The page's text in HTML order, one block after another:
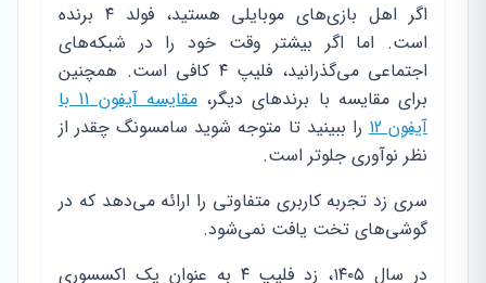
اگر اهل بازی‌های موبایلی هستید، فولد ۴ برنده
است. اما اگر بیشتر وقت خود را در شبکه‌های
اجتماعی می‌گذرانید، فلیپ ۴ کافی است. همچنین
برای مقایسه با برندهای دیگر،
مقایسه آیفون 11 با
آیفون 12 را ببینید تا متوجه شوید سامسونگ چقدر از
نظر نوآوری جلوتر است.
سری زد تجربه کاربری متفاوتی را ارائه می‌دهد که در
گوشی‌های تخت یافت نمی‌شود.
در سال ۱۴۰۵، زد فلیپ ۴ به عنوان یک اکسسوری